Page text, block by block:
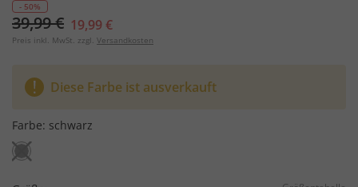
- 50%
39,99 € 19,99 €
Preis inkl. MwSt. zzgl. Versandkosten
Diese Farbe ist ausverkauft
Farbe: schwarz